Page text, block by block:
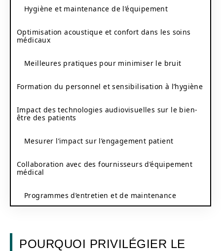
Hygiène et maintenance de l’équipement
Optimisation acoustique et confort dans les soins
médicaux
Meilleures pratiques pour minimiser le bruit
Formation du personnel et sensibilisation à l’hygiène
Impact des technologies audiovisuelles sur le bien-
être des patients
Mesurer l’impact sur l’engagement patient
Collaboration avec des fournisseurs d’équipement
médical
Programmes d’entretien et de maintenance
POURQUOI PRIVILÉGIER LE